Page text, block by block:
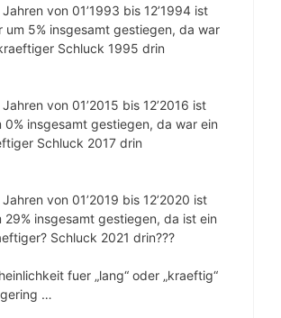
von 01’1993 bis 12’1994 ist
um 5% insgesamt gestiegen, da war
Schluck 1995 drin
von 01’2015 bis 12’2016 ist
0% insgesamt gestiegen, da war ein
Schluck 2017 drin
von 01’2019 bis 12’2020 ist
29% insgesamt gestiegen, da ist ein
Schluck 2021 drin???
fuer „lang“ oder „kraeftig“
…